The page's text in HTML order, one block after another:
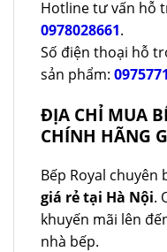
Hotline tư vấn hỗ
0978028661.
Số điện thoại hỗ
sản phẩm:
ĐỊA CHỈ MUA
CHÍNH HÃNG
Bếp Royal chuyên
giá rẻ tại Hà Nội.
khuyến mãi lên
nhà bếp.